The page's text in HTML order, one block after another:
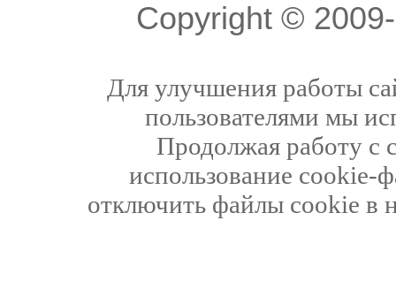
Copyright ©
Для улучшения работы
пользователями мы
Продолжая работу с
использование cookie-
отключить файлы cookie в